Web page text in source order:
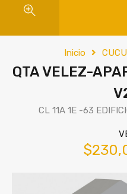
Inicio
QTA VELEZ-
CL 11A 1E -63